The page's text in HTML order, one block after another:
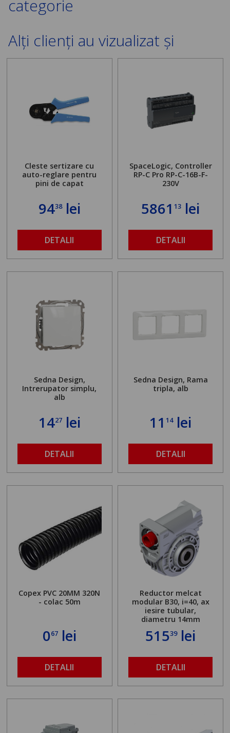
categorie
Alți clienți au vizualizat și
Cleste sertizare cu
auto-reglare pentru
pini de capat
9438lei
DETALII
SpaceLogic, Controller
RP-C Pro RP-C-16B-F-
230V
586113 lei
DETALII
Sedna Design,
Intrerupator simplu,
alb
1427lei
DETALII
Sedna Design, Rama
tripla, alb
1114lei
DETALII
Copex PVC 20MM 320N
- colac 50m
067lei
DETALII
Reductor melcat
modular B30, i=40, ax
iesire tubular,
diametru 14mm
51539lei
DETALII